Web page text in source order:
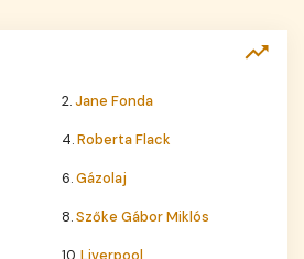
2.Jane Fonda
4.Roberta Flack
6.Gázolaj
8.Szőke Gábor Miklós
10.Liverpool